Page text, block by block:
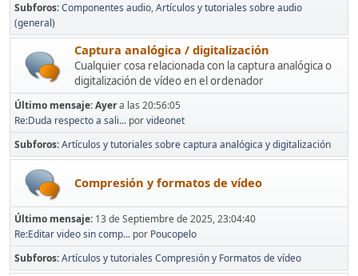
Subforos Componentes audio Artículos y tutoriales sobre audio
(general)
Captura analógica / digitalización
Cualquier cosa relacionada con la captura analógica o
digitalización de vídeo en el ordenador
Último mensaje:Ayera las 20:56:05
Re:Duda respecto a sali... porvideonet
Subforos Artículos y tutoriales sobre captura analógica y digitalización
Compresión y formatos de vídeo
Último mensaje: 13 de Septiembre de 2025, 23:04:40
Re:Editar video sin comp... por Poucopelo
Subforos Artículos y tutoriales Compresión y Formatos de vídeo